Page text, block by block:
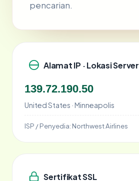
pencarian.
Alamat IP · Lokasi Server
139.72.190.50
United States · Minneapolis
ISP / Penyedia: Northwest Airlines
Sertifikat SSL